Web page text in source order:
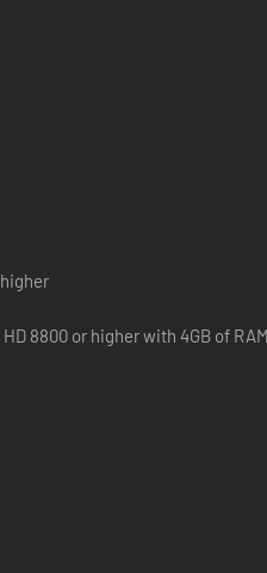
llave a otra dimensión conocida
de la caja, él llegó. Lo
acción Liberar para escapar.
resolver la Configuración del
lo que provocará
8800 or higher with 4GB of RAM